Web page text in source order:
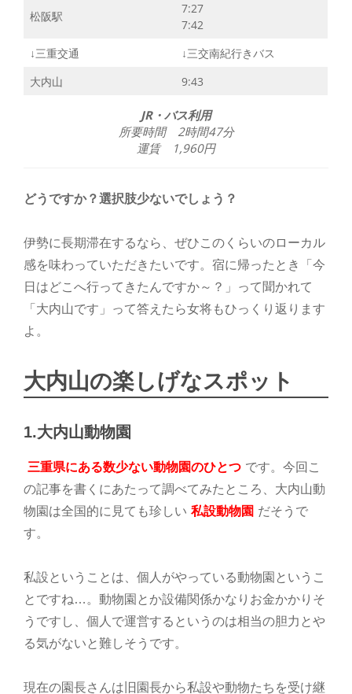
松阪駅
7:27
7:42
↓三重交通
↓三交南紀行きバス
大内山
9:43
JR・バス利用
所要時間 2時間47分
運賃 1,960円
どうですか？選択肢少ないでしょう？
伊勢に長期滞在するなら、ぜひこのくらいのローカル
感を味わっていただきたいです。宿に帰ったとき「今
日はどこへ行ってきたんですか～？」って聞かれて
「大内山です」って答えたら女将もひっくり返ります
よ。
大内山の楽しげなスポット
1.大内山動物園
三重県にある数少ない動物園のひとつ です。今回こ
の記事を書くにあたって調べてみたところ、大内山動
物園は全国的に見ても珍しい 私設動物園 だそうで
す。
私設ということは、個人がやっている動物園というこ
とですね…。動物園とか設備関係かなりお金かかりそ
うですし、個人で運営するというのは相当の胆力とや
る気がないと難しそうです。
現在の園長さんは旧園長から私設や動物たちを受け継